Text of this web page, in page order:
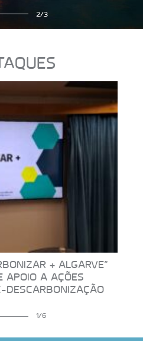
2/3
+ ALGARVE”
APOIO A AÇÕES
DESCARBONIZAÇÃO
1/6